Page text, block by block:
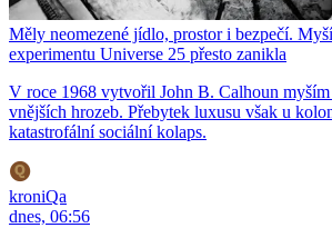
Měly neomezené jídlo, prostor i bezpečí.
experimentu Universe 25 přesto zanikla
V roce 1968 vytvořil John B. Calhoun
vnějších hrozeb. Přebytek luxusu však u
katastrofální sociální kolaps.
kroniQa
dnes, 06:56